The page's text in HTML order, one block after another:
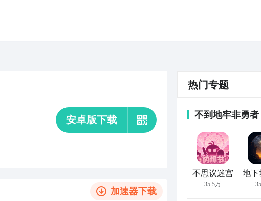
安卓版下载
加速器下载
热门专题
不到地牢非勇者
不思议迷宫
35.5万